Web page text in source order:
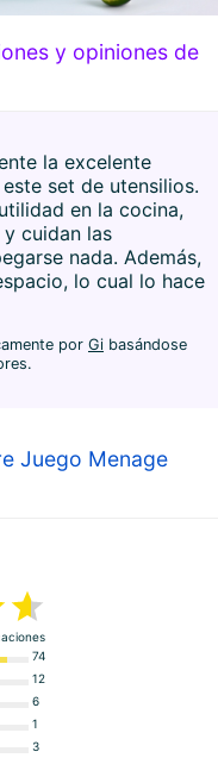
y opiniones de
la excelente
set de utensilios.
en la cocina,
cuidan las
nada. Además,
lo cual lo hace
por Gi basándose
Juego Menage
74
12
6
1
3